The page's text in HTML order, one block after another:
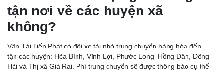
tận nơi về các huyện xã
không?
Vận Tải Tiến Phát có đội xe tải nhỏ trung chuyển hàng hóa đến
tận các huyện: Hòa Bình, Vĩnh Lợi, Phước Long, Hồng Dân, Đông
Hải và Thị xã Giá Rai. Phí trung chuyển sẽ được thông báo cụ thể
TRONG NGÀY